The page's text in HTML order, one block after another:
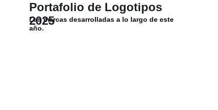
Portafolio de Logotipos
2025
Las marcas desarrolladas a lo largo de este
año.